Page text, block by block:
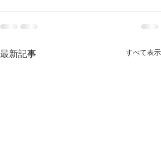
最新記事 すべて表示